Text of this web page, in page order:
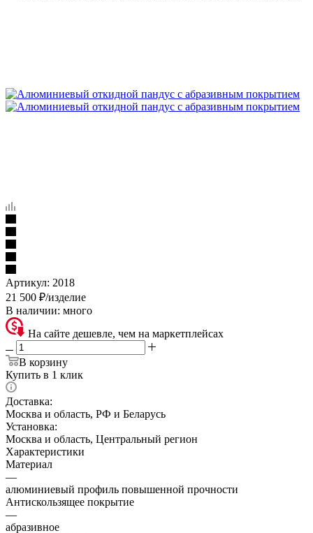
Артикул: 2018
21 500 ₽/изделие
В наличии: много
На сайте дешевле, чем на маркетплейсах
В корзину
Купить в 1 клик
Доставка:
Москва и область, РФ и Беларусь
Установка:
Москва и область, Центральный регион
Характеристики
Материал
—
алюминиевый профиль повышенной прочности
Антискользящее покрытие
—
абразивное